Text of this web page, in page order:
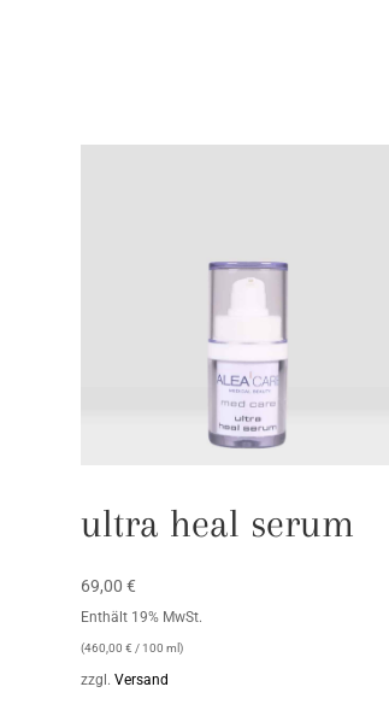
ultra heal serum
69,00€
Enthält 19% MwSt.
(460,00€ / 100 ml)
zzgl.Versand